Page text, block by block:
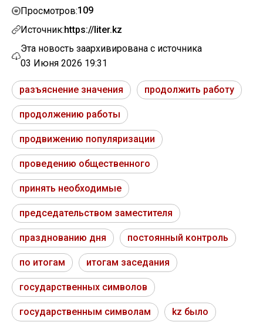
Просмотров:109
Источник:https://liter.kz
Эта новость заархивирована с источника
03 Июня 2026 19:31
разъяснение значения продолжить работу
продолжению работы
продвижению популяризации
проведению общественного
принять необходимые
председательством заместителя
празднованию дня постоянный контроль
по итогам итогам заседания
государственных символов
государственным символам kz было